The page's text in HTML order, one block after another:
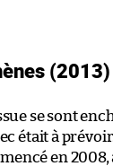
(2013)
se sont
était à
en 2008,